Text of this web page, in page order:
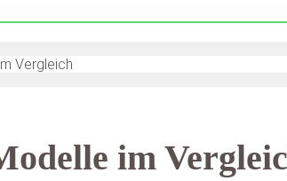
Vergleich
im